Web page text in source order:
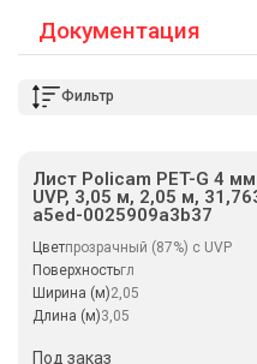
Документация
Фильтр
Лист Policam PET-G 4
UVP, 3,05 м, 2,05 м,
a5ed-0025909a3b37
Цветпрозрачный (87%) с UVP
Поверхностьгл
Ширина (м)2,05
Длина (м)3,05
Под заказ